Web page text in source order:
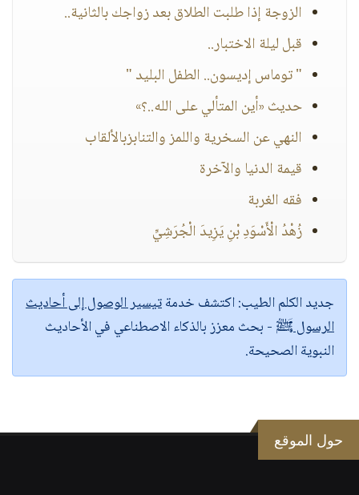
الزوجة إذا طلبت الطلاق بعد زواجك بالثانية..
قبل ليلة الاختبار..
" توماس إديسون.. الطفل البليد "
حديث «أين المتألي على الله..؟»
النهي عن السخرية واللمز والتنابزبالألقاب
قيمة الدنيا والآخرة
فقه الغربة
زُهْدُ الْأَسْوَدِ بْنِ يَزِيدَ الْجُرَشِيِّ
جديد الكلم الطيب:اكتشف خدمةتيسير الوصول إلى أحاديث
الرسول ﷺ - بحث معزز بالذكاء الاصطناعي في الأحاديث
النبوية الصحيحة.
حول الموقع